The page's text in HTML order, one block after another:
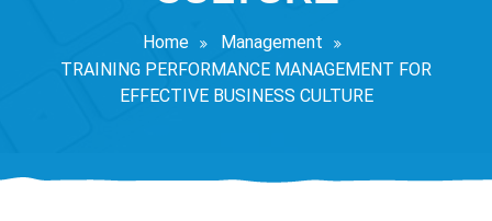
Home
Management
TRAINING PERFORMANCE MANAGEMENT FOR
EFFECTIVE BUSINESS CULTURE